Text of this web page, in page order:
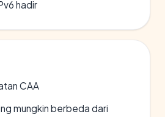
hadir
CAA
mungkin berbeda dari